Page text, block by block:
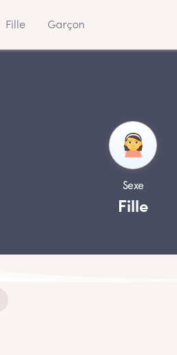
Fille Garçon
Sexe
Fille